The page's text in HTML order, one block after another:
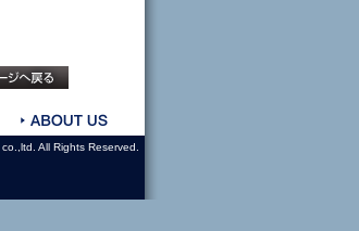
All Rights Reserved.